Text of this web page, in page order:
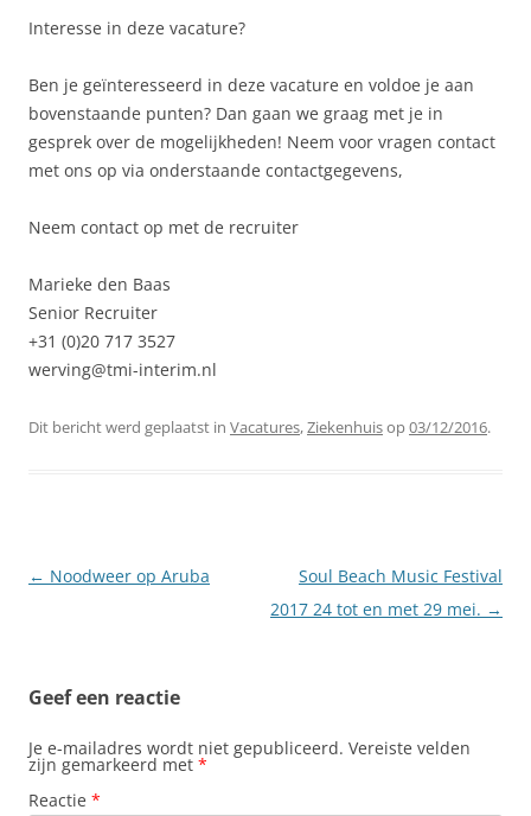
Interesse in deze vacature?
Ben je geïnteresseerd in deze vacature en voldoe je aan
bovenstaande punten? Dan gaan we graag met je in
gesprek over de mogelijkheden! Neem voor vragen contact
met ons op via onderstaande contactgegevens,
Neem contact op met de recruiter
Marieke den Baas
Senior Recruiter
+31 (0)20 717 3527
werving@tmi-interim.nl
Dit bericht werd geplaatst in Vacatures,Ziekenhuisop03/12/2016.
Berichtnavigatie
← Noodweer op Aruba
Soul Beach Music Festival
2017 24 tot en met 29 mei. →
Geef een reactie
Je e-mailadres wordt niet gepubliceerd. Vereiste velden
zijn gemarkeerd met *
Reactie *